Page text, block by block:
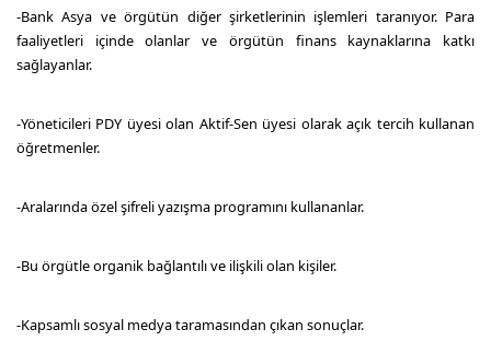
-Bank Asya ve örgütün diğer şirketlerinin işlemleri taranıyor. Para
faaliyetleri içinde olanlar ve örgütün finans kaynaklarına katkı
sağlayanlar.
-Yöneticileri PDY üyesi olan Aktif-Sen üyesi olarak açık tercih kullanan
öğretmenler.
-Aralarında özel şifreli yazışma programını kullananlar.
-Bu örgütle organik bağlantılı ve ilişkili olan kişiler.
-Kapsamlı sosyal medya taramasından çıkan sonuçlar.